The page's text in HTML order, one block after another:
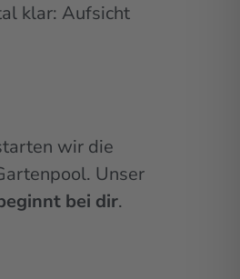
klar: Aufsicht
wir die
Unser
bei dir.